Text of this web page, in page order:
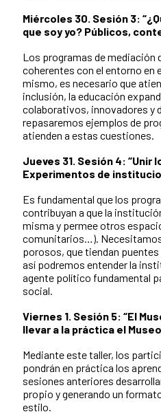
Miércoles 30. Sesión 3:
que soy yo? Públicos,
Los programas de mediación
coherentes con el entorno en
mismo, es necesario que
inclusión, la educación
colaborativos, innovadores y
repasaremos ejemplos de
atienden a estas cuestiones.
Jueves 31. Sesión 4: “Unir
Experimentos de
Es fundamental que los
contribuyan a que la
misma y permee otros
comunitarios…).
porosos, que tiendan
así podremos entender la
agente político fundamental
social.
Viernes 1. Sesión 5: “El
llevar a la práctica el
Mediante este taller, los
pondrán en práctica los
sesiones anteriores
propio y generando un
estilo.